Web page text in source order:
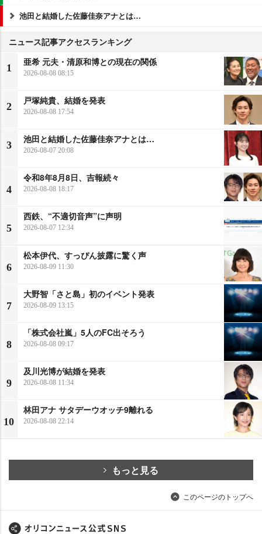
池田と結婚した佐藤佳奈アナとは…
ニュース記事アクセスランキング
1
亜希 元夫・清原和博との現在の関係
2026-08-08 08:15
2
戸塚純貴、結婚を発表
2026-08-08 17:54
3
池田と結婚した佐藤佳奈アナとは…
2026-08-07 20:08
4
令和8年8月8日、吉報続々
2026-08-08 18:17
5
西鉄、“不適切音声”に声明
2026-08-07 12:34
6
松本伊代、すっぴん披露に驚く声
2026-08-09 11:30
7
大野智「さと島」初のイベント発表
2026-08-09 13:15
8
「株式会社嵐」5人のFC出そろう
2026-08-08 09:17
9
及川光博が結婚を発表
2026-08-08 11:34
10
林田アナ サタデーウオッチ9離れる
2026-08-08 22:14
もっと見る
このページのトップへ